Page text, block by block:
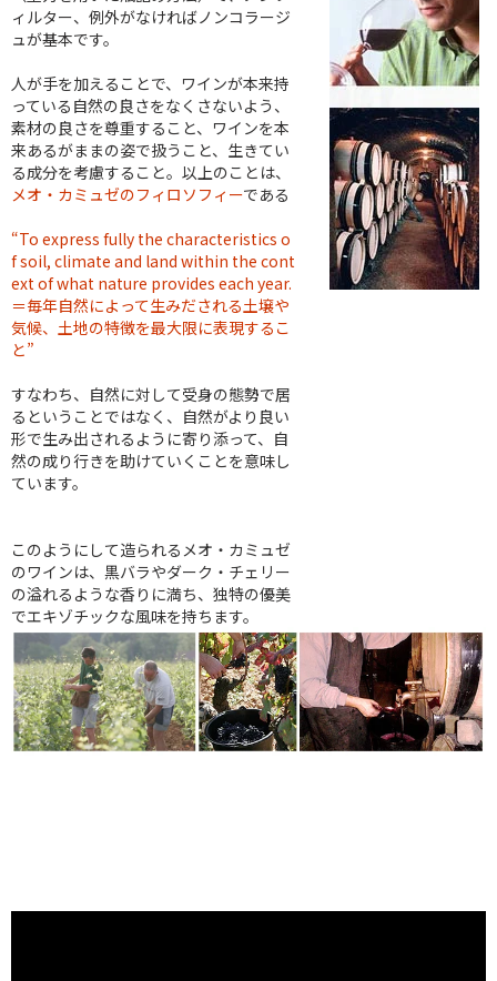
ィルター、例外がなければノンコラージ
ュが基本です。
人が手を加えることで、ワインが本来持
っている自然の良さをなくさないよう、
素材の良さを尊重すること、ワインを本
来あるがままの姿で扱うこと、生きてい
る成分を考慮すること。以上のことは、
メオ・カミュゼのフィロソフィーである
“To express fully the characteristics o
f soil, climate and land within the cont
ext of what nature provides each year.
＝毎年自然によって生みだされる土壌や
気候、土地の特徴を最大限に表現するこ
と”
すなわち、自然に対して受身の態勢で居
るということではなく、自然がより良い
形で生み出されるように寄り添って、自
然の成り行きを助けていくことを意味し
ています。
このようにして造られるメオ・カミュゼ
のワインは、黒バラやダーク・チェリー
の溢れるような香りに満ち、独特の優美
でエキゾチックな風味を持ちます。